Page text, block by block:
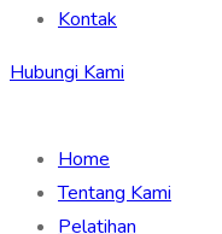
Kontak
Hubungi Kami
Home
Tentang Kami
Pelatihan